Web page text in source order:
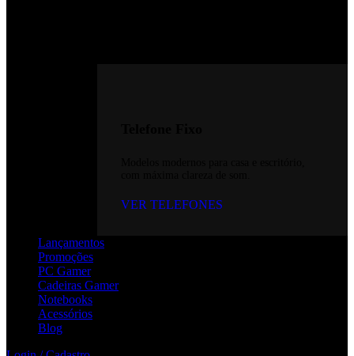
VER TELEFONES
Lançamentos
Promoções
PC Gamer
Cadeiras Gamer
Notebooks
Acessórios
Blog